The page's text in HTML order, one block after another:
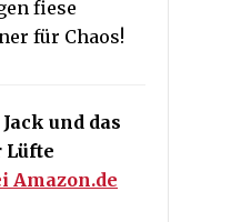
fiese
für Chaos!
und das
Lüfte
Amazon.de